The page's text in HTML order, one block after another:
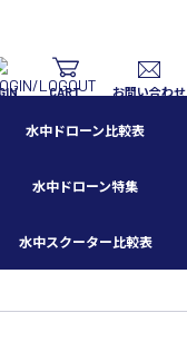
CART お問い合わせ
水中ドローン比較表
水中ドローン特集
水中スクーター比較表